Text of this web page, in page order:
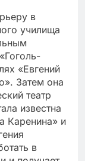
в
училища
«Евгений
Затем она
театр
известна
Каренина» и
в